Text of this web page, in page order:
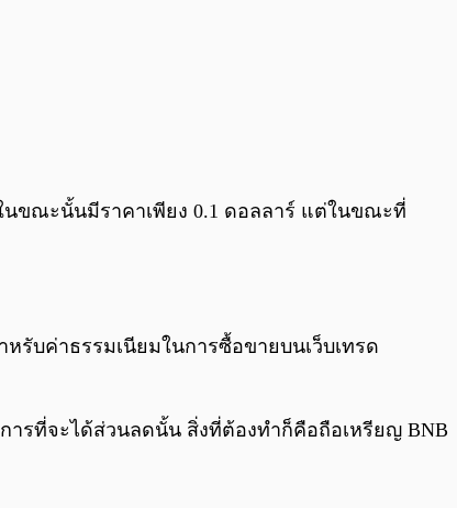
นขณะนั้นมีราคาเพียง 0.1 ดอลลาร์ แต่ในขณะที่
หรับค่าธรรมเนียมในการซื้อขายบนเว็บเทรด
การที่จะได้ส่วนลดนั้น สิ่งที่ต้องทำก็คือถือเหรียญ BNB